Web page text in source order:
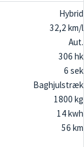
Hybrid
32,2 km/l
Aut.
306 hk
6 sek
Baghjulstræk
1800 kg
14 kwh
56 km